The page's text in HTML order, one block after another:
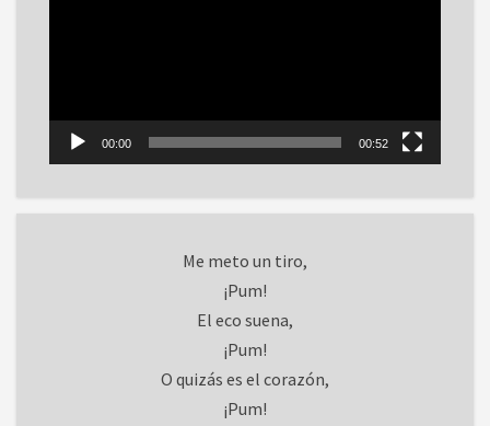
00:00 00:52
Me meto un tiro,
¡Pum!
El eco suena,
¡Pum!
O quizás es el corazón,
¡Pum!